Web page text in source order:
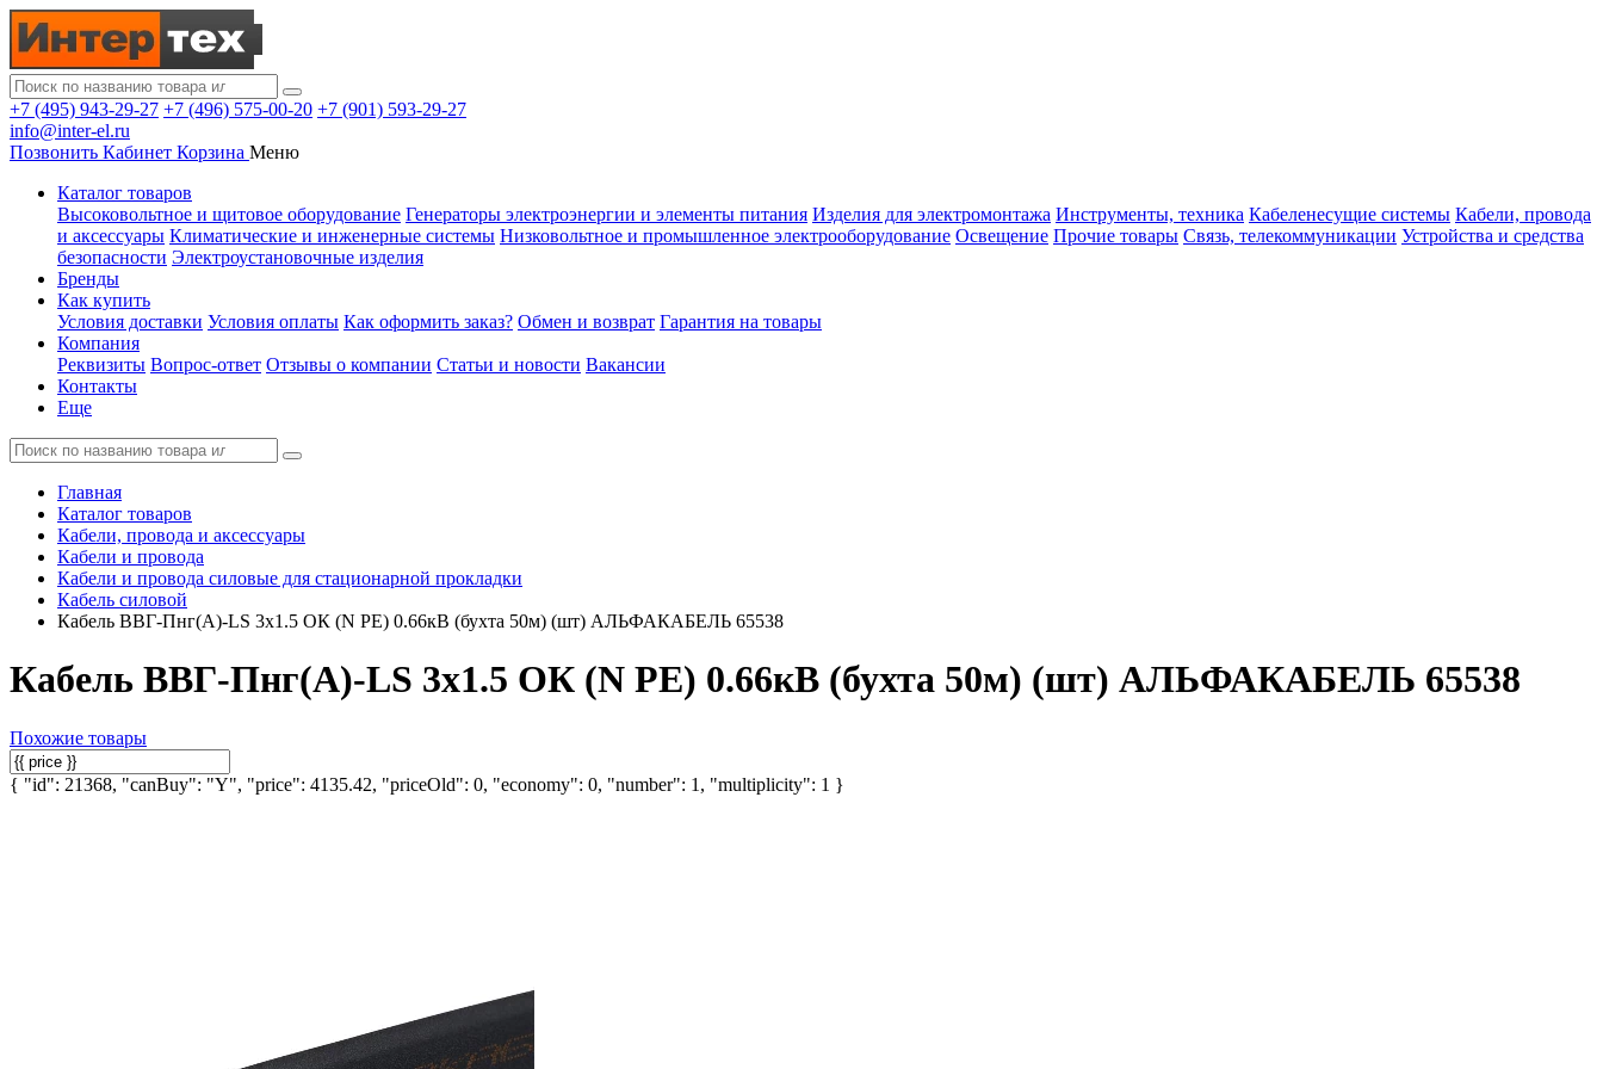
+7 (495) 943-29-27 +7 (496) 575-00-20 +7 (901) 593-29-27
info@inter-el.ru
Позвонить Кабинет Корзина Меню
Каталог товаров
Высоковольтное и щитовое оборудование Генераторы электроэнергии и элементы питания Изделия для электромонтажа Инструменты, техника Кабеленесущие системы Кабели, провода
и аксессуары Климатические и инженерные системы Низковольтное и промышленное электрооборудование Освещение Прочие товары Связь, телекоммуникации Устройства и средства
безопасности Электроустановочные изделия
Бренды
Как купить
Условия доставки Условия оплаты Как оформить заказ? Обмен и возврат Гарантия на товары
Компания
Реквизиты Вопрос-ответ Отзывы о компании Статьи и новости Вакансии
Контакты
Еще
Главная
Каталог товаров
Кабели, провода и аксессуары
Кабели и провода
Кабели и провода силовые для стационарной прокладки
Кабель силовой
Кабель ВВГ-Пнг(А)-LS 3х1.5 ОК (N PE) 0.66кВ (бухта 50м) (шт) АЛЬФАКАБЕЛЬ 65538
Кабель ВВГ-Пнг(А)-LS 3х1.5 ОК (N PE) 0.66кВ (бухта 50м) (шт) АЛЬФАКАБЕЛЬ 65538
Похожие товары
{ "id": 21368, "canBuy": "Y", "price": 4135.42, "priceOld": 0, "economy": 0, "number": 1, "multiplicity": 1 }